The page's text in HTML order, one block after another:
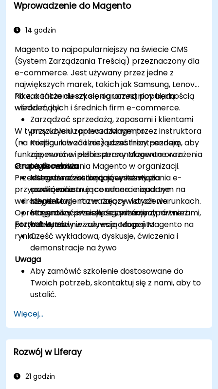
Wprowadzenie do Magento
14 godzin
Magento to najpopularniejszy na świecie CMS
(System Zarządzania Treścią) przeznaczony dla
e-commerce. Jest używany przez jedne z
największych marek, takich jak Samsung, Lenovo i
Nike, a także cieszy się ogromną popularnością
wśród małych i średnich firm e-commerce.
W tym szkoleniu prowadzonym przez instruktora
(na miejscu lub zdalnie) uczestnicy poznają
funkcje, mocne i słabe strony Magento oraz
strategie wdrażania Magento w organizacji.
Przedstawione zostaną również studia
przypadków ilustrujące udane i nieudane
wdrożenia Magento w rzeczywistych warunkach.
Oprócz analizy przeszłości, omówimy również
przyszłe trendy w zakresie adopcji Magento na
rynku.
Po zakończeniu szkolenia uczestnicy będą
wiedzieć, jak:
Zarządzać sprzedażą, zapasami i klientami
przy użyciu zaplecza Magento
Konfigurować i zarządzać front-endem, aby
zapewnić w pełni spersonalizowane wrażenia
użytkownika
Integrować istniejące systemy z
rozwiązaniem e-commerce opartym na
Magento
Integrować istniejące systemy z partnerami,
którzy również używają Magento
Grupa docelowa
Menadżerowie badający rozwiązania e-
commerce
Inżynierowie rozważający wdrożenie
Magento w swoich organizacjach
Format kursu
Część wykładowa, dyskusje, ćwiczenia i
demonstracje na żywo
Uwaga
Aby zamówić szkolenie dostosowane do
Twoich potrzeb, skontaktuj się z nami, aby to
ustalić.
Więcej...
Rozwój w Liferay
21 godzin